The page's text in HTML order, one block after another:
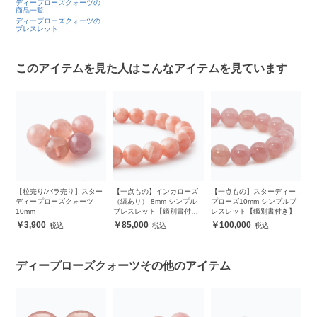
ディープローズクォーツの
商品一覧
ディープローズクォーツの
ブレスレット
このアイテムを見た人はこんなアイテムを見ています
【粒売り/バラ売り】スター
ディープローズクォーツ
10mm
3,900
【一点もの】インカローズ
（縞あり） 8mm シンプル
ブレスレット【鑑別書付
き】85,000
【一点もの】スターディー
プローズ10mm シンプルブ
レスレット【鑑別書付き】
100,000
ディープローズクォーツその他のアイテム